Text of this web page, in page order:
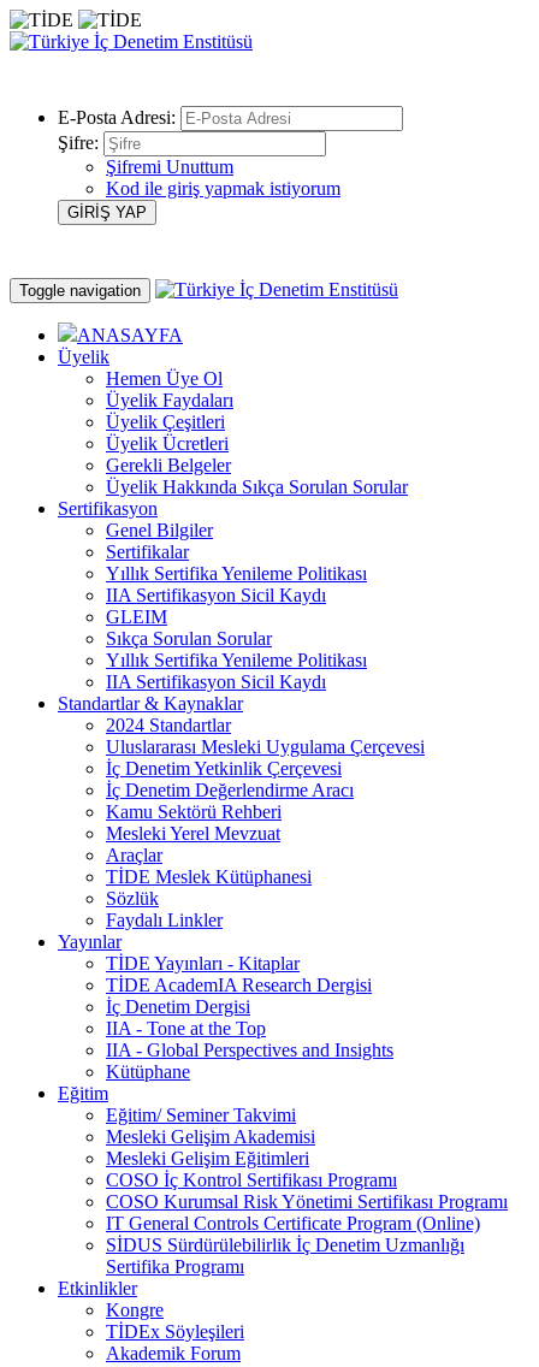
E-Posta Adresi:
Şifre:
Şifremi Unuttum
Kod ile giriş yapmak istiyorum
Toggle navigation
ANASAYFA
Üyelik
Hemen Üye Ol
Üyelik Faydaları
Üyelik Çeşitleri
Üyelik Ücretleri
Gerekli Belgeler
Üyelik Hakkında Sıkça Sorulan Sorular
Sertifikasyon
Genel Bilgiler
Sertifikalar
Yıllık Sertifika Yenileme Politikası
IIA Sertifikasyon Sicil Kaydı
GLEIM
Sıkça Sorulan Sorular
Yıllık Sertifika Yenileme Politikası
IIA Sertifikasyon Sicil Kaydı
Standartlar & Kaynaklar
2024 Standartlar
Uluslararası Mesleki Uygulama Çerçevesi
İç Denetim Yetkinlik Çerçevesi
İç Denetim Değerlendirme Aracı
Kamu Sektörü Rehberi
Mesleki Yerel Mevzuat
Araçlar
TİDE Meslek Kütüphanesi
Sözlük
Faydalı Linkler
Yayınlar
TİDE Yayınları - Kitaplar
TİDE AcademIA Research Dergisi
İç Denetim Dergisi
IIA - Tone at the Top
IIA - Global Perspectives and Insights
Kütüphane
Eğitim
Eğitim/ Seminer Takvimi
Mesleki Gelişim Akademisi
Mesleki Gelişim Eğitimleri
COSO İç Kontrol Sertifikası Programı
COSO Kurumsal Risk Yönetimi Sertifikası Programı
IT General Controls Certificate Program (Online)
SİDUS Sürdürülebilirlik İç Denetim Uzmanlığı
Sertifika Programı
Etkinlikler
Kongre
TİDEx Söyleşileri
Akademik Forum